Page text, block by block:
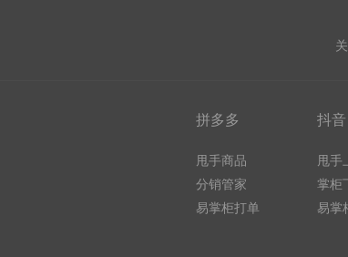
拼多多
甩手商品
分销管家
易掌柜打单
抖音
甩手
掌柜
易掌